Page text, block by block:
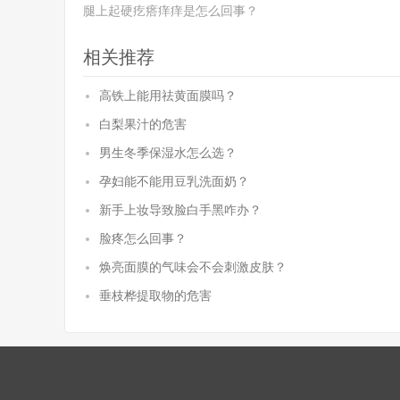
腿上起硬疙瘩痒痒是怎么回事？
相关推荐
高铁上能用祛黄面膜吗？
白梨果汁的危害
男生冬季保湿水怎么选？
孕妇能不能用豆乳洗面奶？
新手上妆导致脸白手黑咋办？
脸疼怎么回事？
焕亮面膜的气味会不会刺激皮肤？
垂枝桦提取物的危害